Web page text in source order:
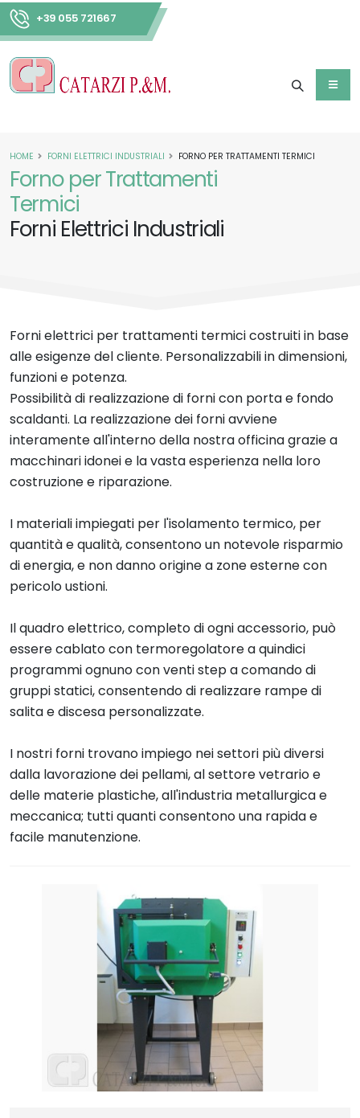
+39 055 721667
Forno per Trattamenti
Termici
Forni Elettrici Industriali
HOME FORNI ELETTRICI INDUSTRIALI FORNO PER TRATTAMENTI TERMICI
Forni elettrici per trattamenti termici costruiti in base
alle esigenze del cliente. Personalizzabili in dimensioni,
funzioni e potenza.
Possibilità di realizzazione di forni con porta e fondo
scaldanti. La realizzazione dei forni avviene
interamente all'interno della nostra officina grazie a
macchinari idonei e la vasta esperienza nella loro
costruzione e riparazione.
I materiali impiegati per l'isolamento termico, per
quantità e qualità, consentono un notevole risparmio
di energia, e non danno origine a zone esterne con
pericolo ustioni.
Il quadro elettrico, completo di ogni accessorio, può
essere cablato con termoregolatore a quindici
programmi ognuno con venti step a comando di
gruppi statici, consentendo di realizzare rampe di
salita e discesa personalizzate.
I nostri forni trovano impiego nei settori più diversi
dalla lavorazione dei pellami, al settore vetrario e
delle materie plastiche, all'industria metallurgica e
meccanica; tutti quanti consentono una rapida e
facile manutenzione.